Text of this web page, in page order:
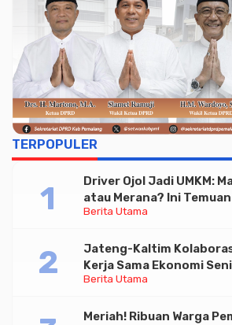
TERPOPULER
Berita Utama
Driver Ojol Jadi UMKM:
atau Merana? Ini
Paramadina
Berita Utama
Jateng-Kaltim
Kerja Sama Ekonomi
Triliun
Meriah! Ribuan Warga